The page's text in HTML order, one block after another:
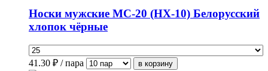
Носки мужские МС-20 (НХ-10) Белорусский
хлопок чёрные
41.30 ₽ / пара